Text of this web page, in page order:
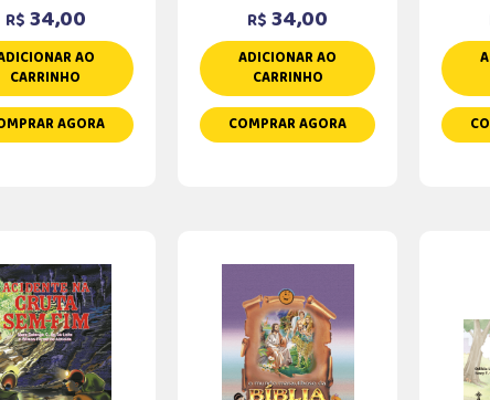
R$ 34,00
AO
CARRINHO
AGORA
R$ 34,00
ADICIONAR AO
CARRINHO
COMPRAR AGORA